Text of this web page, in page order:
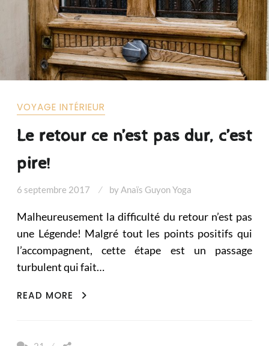
VOYAGE INTÉRIEUR
Le retour ce n’est pas dur, c’est
pire!
6 septembre 2017 byAnaïs Guyon Yoga
Malheureusement la difficulté du retour n’est pas
une Légende! Malgré tout les points positifs qui
l’accompagnent, cette étape est un passage
turbulent qui fait…
READ MORE
LE